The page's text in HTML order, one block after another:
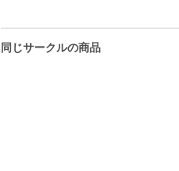
同じサークルの商品